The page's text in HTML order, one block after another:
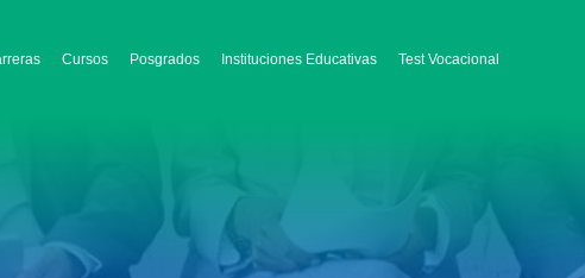
Cursos Posgrados Instituciones Educativas Test Vocacional